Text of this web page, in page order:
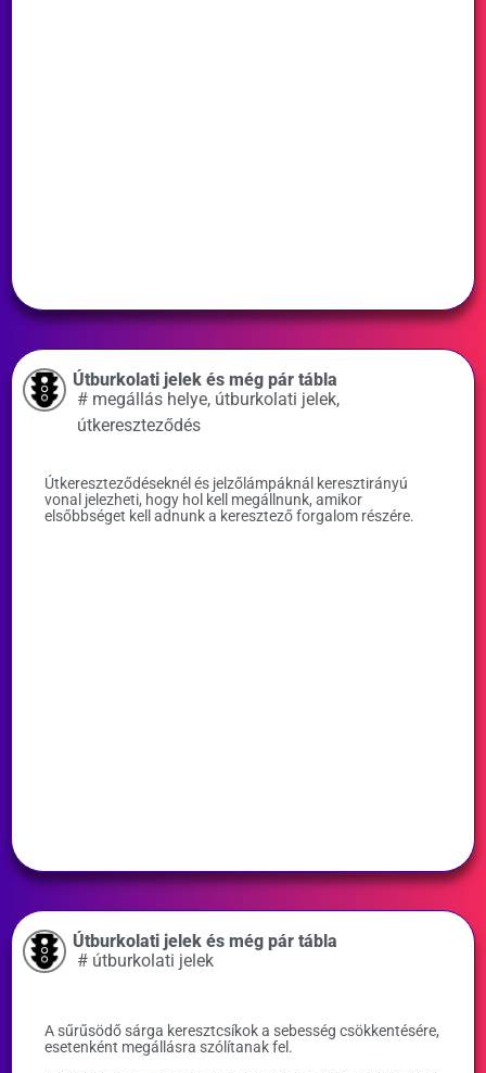
Útburkolati jelek és még pár tábla
# megállás helye, útburkolati jelek,
útkereszteződés
Útkereszteződéseknél és jelzőlámpáknál keresztirányú
vonal jelezheti, hogy hol kell megállnunk, amikor
elsőbbséget kell adnunk a keresztező forgalom részére.
Útburkolati jelek és még pár tábla
# útburkolati jelek
A sűrűsödő sárga keresztcsíkok a sebesség csökkentésére,
esetenként megállásra szólítanak fel.